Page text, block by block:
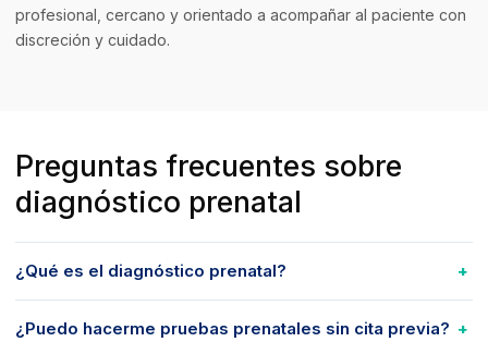
profesional, cercano y orientado a acompañar al paciente con
discreción y cuidado.
Preguntas frecuentes sobre
diagnóstico prenatal
¿Qué es el diagnóstico prenatal?
¿Puedo hacerme pruebas prenatales sin cita previa?